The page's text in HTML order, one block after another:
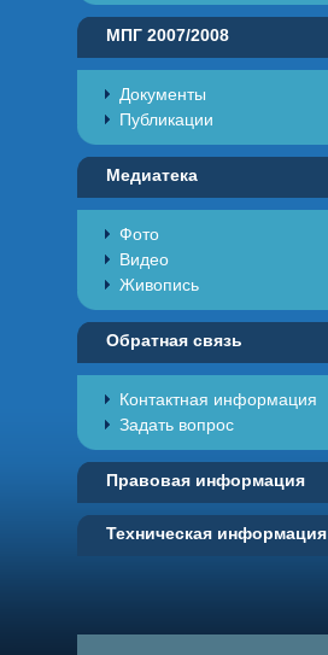
МПГ 2007/2008
Документы
Публикации
Медиатека
Фото
Видео
Живопись
Обратная связь
Контактная информация
Задать вопрос
Правовая информация
Техническая информация